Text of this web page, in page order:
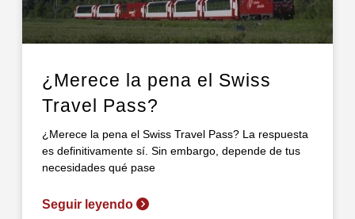
¿Merece la pena el Swiss
Travel Pass?
¿Merece la pena el Swiss Travel Pass? La respuesta
es definitivamente sí. Sin embargo, depende de tus
necesidades qué pase
Seguir leyendo